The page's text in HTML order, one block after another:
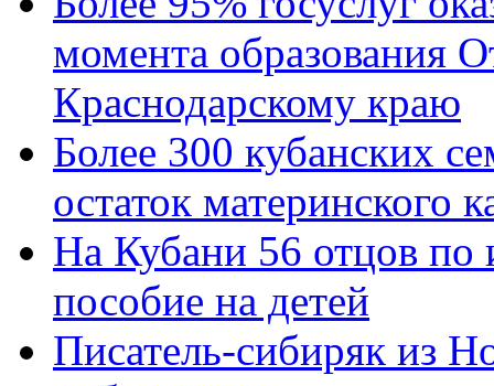
момента образования
Краснодарскому краю
Более 300 кубанских
остаток материнского
На Кубани 56 отцов по
пособие на детей
Писатель-сибиряк из